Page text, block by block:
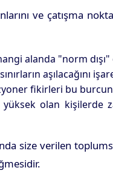
ve çatışma
alanda "norm
aşılacağını
fikirleri bu
olan kişilerde
size verilen